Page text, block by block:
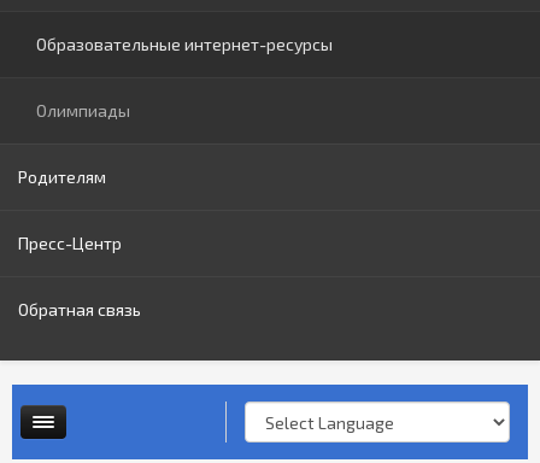
Прозрачность
Инклюзивное образование
Образовательные интернет-ресурсы
Олимпиады
Родителям
РОДИТЕЛЯМ
Пресс-Центр
Новости
Видео
Обратная связь
Опросы и анкеты